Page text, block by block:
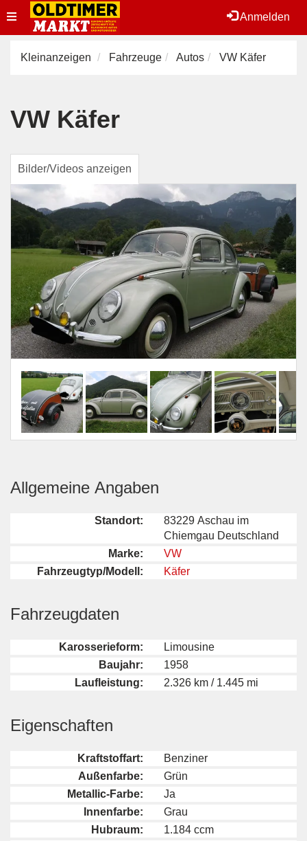
Anmelden
Toggle
navigation
Kleinanzeigen Fahrzeuge Autos VW Käfer
VW Käfer
Bilder/Videos anzeigen
Allgemeine Angaben
Standort:
83229 Aschau im
Chiemgau Deutschland
Marke:
VW
Fahrzeugtyp/Modell:
Käfer
Fahrzeugdaten
Karosserieform:
Limousine
Baujahr:
1958
Laufleistung:
2.326 km / 1.445 mi
Eigenschaften
Kraftstoffart:
Benziner
Außenfarbe:
Grün
Metallic-Farbe:
Ja
Innenfarbe:
Grau
Hubraum:
1.184 ccm